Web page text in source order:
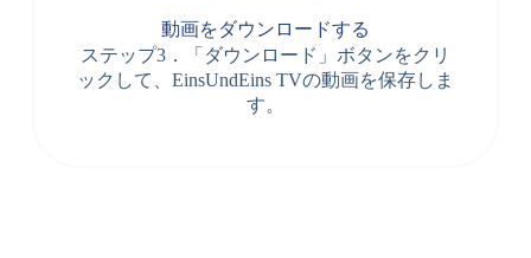
動画をダウンロードする
ステップ3．「ダウンロード」ボタンをクリ
ックして、EinsUndEins TVの動画を保存しま
す。